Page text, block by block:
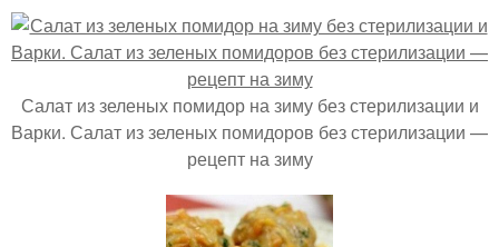
Салат из зеленых помидор на зиму без стерилизации и
Варки. Салат из зеленых помидоров без стерилизации —
рецепт на зиму